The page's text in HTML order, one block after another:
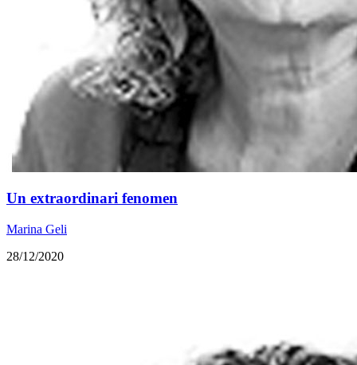
Un extraordinari fenomen
Marina Geli
28/12/2020